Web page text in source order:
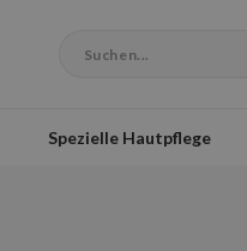
Spezielle Hautpflege